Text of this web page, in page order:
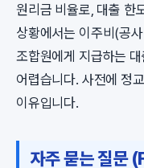
원리금 비율로, 대출 한
상황에서는 이주비(공
조합원에게 지급하는
어렵습니다. 사전에 정
이유입니다.
자주 묻는 질문